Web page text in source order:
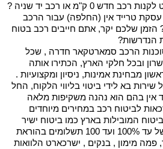
האם אתם מתקשים להחליט לקנות רכב חדש 0 ק"מ או רכב יד שניה ?
טרייד אין (החלפה) עבור הרכב
הזמן שלכם יקר, אתם חייבים רכב בטוח
הנדרשות?
הרכב סמארטקאר חדרה , שכל
ובכל חלקי הארץ, הכתירו אותה
מבחינת אמינות, ניסיון ומקצועיות .
שירות בא לידי ביטוי בליווי הלקוח, החל
אין בהם הוא נהנה משקיפות מלאה
לביטוח רכב במחירים מיוחדים
המובילות בארץ כמו ביטוח ישיר
המאפשרת פתרונות מימון של עד 100% ועד 100 תשלומים בהוראת
פמה מימון , בנקים , ישרכארט הלוואות